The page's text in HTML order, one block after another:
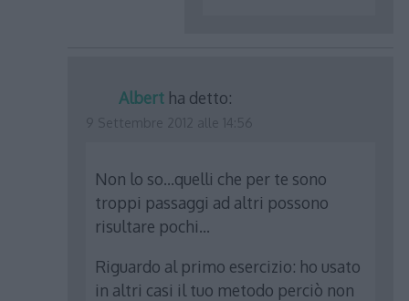
Albert ha detto:
Non lo so…quelli che per te sono
troppi passaggi ad altri possono
risultare pochi…
Riguardo al primo esercizio: ho usato
in altri casi il tuo metodo perciò non